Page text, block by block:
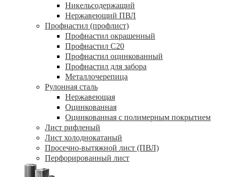
Никельсодержащий
Нержавеющий ПВЛ
Профнастил (профлист)
Профнастил окрашенный
Профнастил С20
Профнастил оцинкованный
Профнастил для забора
Металлочерепица
Рулонная сталь
Нержавеющая
Оцинкованная
Оцинкованная с полимерным покрытием
Лист рифленый
Лист холоднокатаный
Просечно-вытяжной лист (ПВЛ)
Перфорированный лист